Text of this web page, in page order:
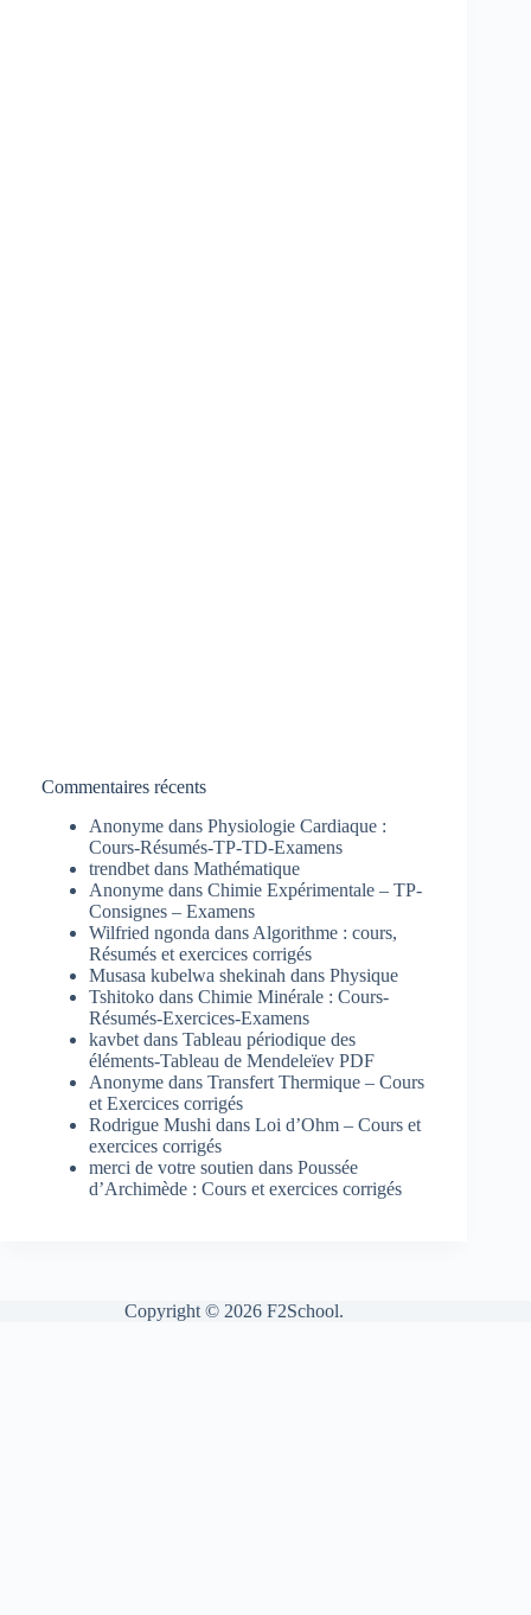
Commentaires récents
Anonyme dans Physiologie Cardiaque :
Cours-Résumés-TP-TD-Examens
trendbet dans Mathématique
Anonyme dans Chimie Expérimentale – TP-
Consignes – Examens
Wilfried ngonda dans Algorithme : cours,
Résumés et exercices corrigés
Musasa kubelwa shekinah dans Physique
Tshitoko dans Chimie Minérale : Cours-
Résumés-Exercices-Examens
kavbet dans Tableau périodique des
éléments-Tableau de Mendeleïev PDF
Anonyme dans Transfert Thermique – Cours
et Exercices corrigés
Rodrigue Mushi dans Loi d’Ohm – Cours et
exercices corrigés
merci de votre soutien dans Poussée
d’Archimède : Cours et exercices corrigés
Copyright © 2026 F2School.